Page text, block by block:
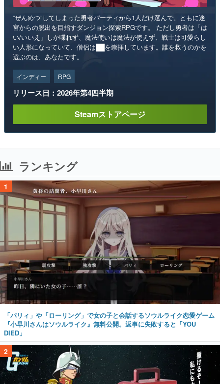
“ぜんめつ”してしまった勇者パーティから1人だけ選んで、ともに迷
宮からの脱出を目指すダンジョン探索RPGです。 ただし勇者は「は
い/いいえ」しか喋れず、魔法使いは魔法が使えず、戦士は可愛らし
い人形になっていて、僧侶は██を崇拝しています。誰を救うのかを
選ぶのは、あなたです。
インディー RPG
リリース日：2026年第4四半期
Steamストアページ
ランキング
1
「パリィ」や「ローリング」で女の子と会話するソウルライク恋愛ゲーム
『小早川さんはソウルライク』無料公開。返事に失敗すると「YOU
DIED」
2